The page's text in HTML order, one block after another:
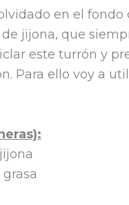
n
t
m
p
ar
en el
jijona, que
este turrón y
Para ello voy a